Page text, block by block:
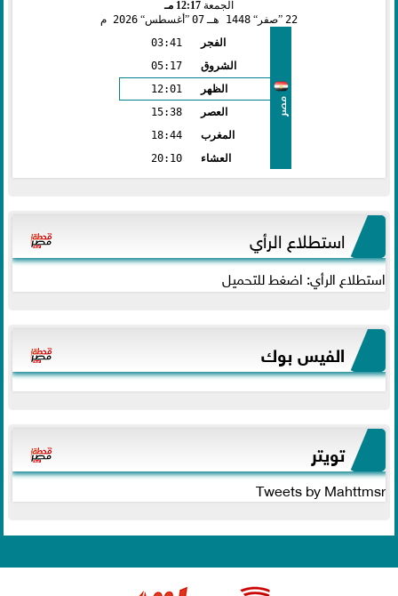
الجمعة 12:17 مـ
22 صفر 1448 هـ 07 أغسطس 2026 م
مصر
الفجر
03:41
الشروق
05:17
الظهر
12:01
العصر
15:38
المغرب
18:44
العشاء
20:10
استطلاع الرأي
استطلاع الرأي: اضغط للتحميل
الفيس بوك
تويتر
Tweets by Mahttmsr